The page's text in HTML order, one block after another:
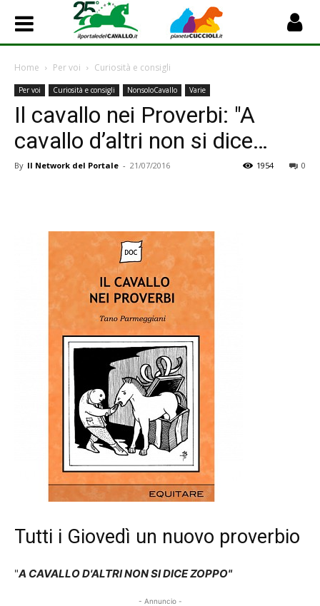
Home Per voi Curiosità e consigli
Per voi Curiosità e consigli NonsoloCavallo Varie
Il cavallo nei Proverbi: "A
cavallo d’altri non si dice…
By Il Network del Portale - 21/07/2016 0
1954
Tutti i Giovedì un nuovo proverbio
"A CAVALLO D'ALTRI NON SI DICE ZOPPO"
- Annuncio -